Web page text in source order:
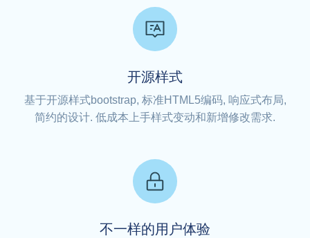
开源样式
基于开源样式bootstrap, 标准HTML5编码, 响应式布局,
简约的设计. 低成本上手样式变动和新增修改需求.
不一样的用户体验